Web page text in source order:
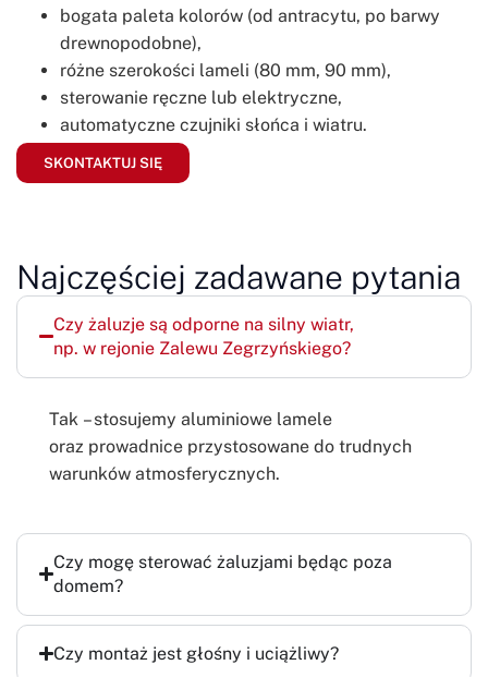
bogata paleta kolorów (od antracytu, po barwy
drewnopodobne),
różne szerokości lameli (80 mm, 90 mm),
sterowanie ręczne lub elektryczne,
automatyczne czujniki słońca i wiatru.
SKONTAKTUJ SIĘ
Najczęściej zadawane pytania
Czy żaluzje są odporne na silny wiatr,
np. w rejonie Zalewu Zegrzyńskiego?
Tak – stosujemy aluminiowe lamele
oraz prowadnice przystosowane do trudnych
warunków atmosferycznych.
Czy mogę sterować żaluzjami będąc poza
domem?
Czy montaż jest głośny i uciążliwy?